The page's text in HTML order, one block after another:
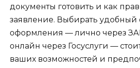
документы готовить и как
заявление. Выбирать удобный
оформления — лично через
онлайн через Госуслуги —
ваших возможностей и